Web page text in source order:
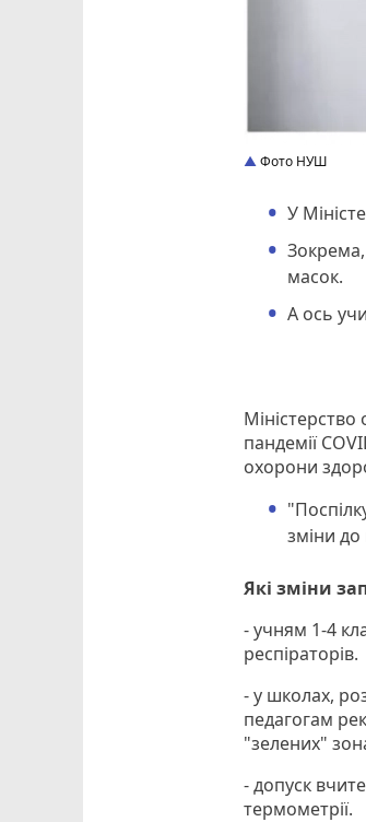
Фото НУШ
У
масок.
А ось
пандемії
охорони
зміни до
Які зміни
- учням 1-4
респіраторів.
- у школах,
педагогам
"зелених"
- допуск
термометрії.